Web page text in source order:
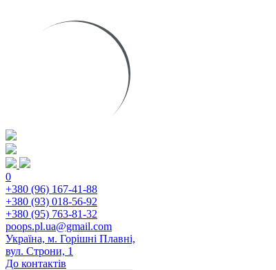
0
+380 (96) 167-41-88
+380 (93) 018-56-92
+380 (95) 763-81-32
poops.pl.ua@gmail.com
Україна, м. Горішні Плавні,
вул. Строни, 1
До контактів